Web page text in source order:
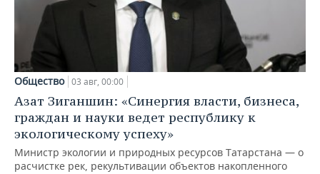
Общество 03 авг, 00:00
Азат Зиганшин: «Синергия власти, бизнеса,
граждан и науки ведет республику к
экологическому успеху»
Министр экологии и природных ресурсов Татарстана — о
расчистке рек, рекультивации объектов накопленного